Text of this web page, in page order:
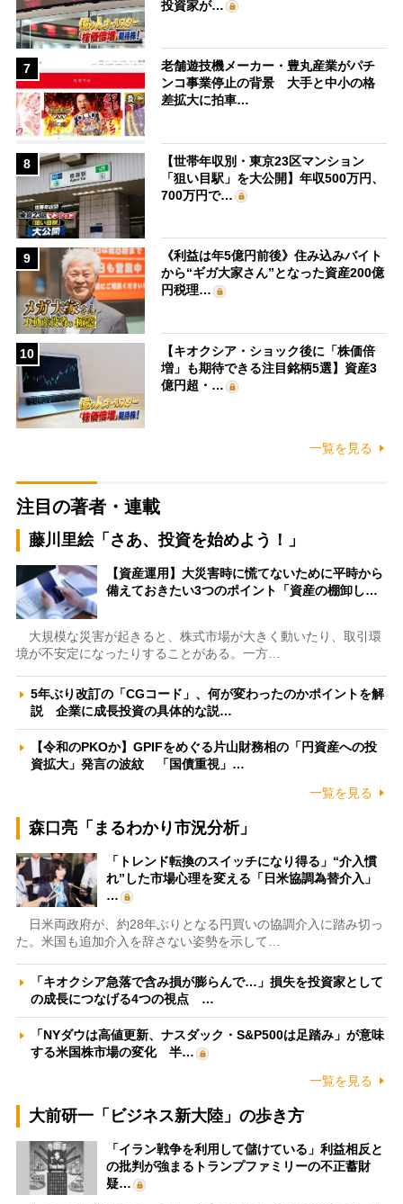
投資家が…
7
老舗遊技機メーカー・豊丸産業がパチ
ンコ事業停止の背景 大手と中小の格
差拡大に拍車…
8
【世帯年収別・東京23区マンション
「狙い目駅」を大公開】年収500万円、
700万円で…
9
《利益は年5億円前後》住み込みバイト
から“ギガ大家さん”となった資産200億
円税理…
10
【キオクシア・ショック後に「株価倍
増」も期待できる注目銘柄5選】資産3
億円超・…
一覧を見る
注目の著者・連載
藤川里絵「さあ、投資を始めよう！」
【資産運用】大災害時に慌てないために平時から
備えておきたい3つのポイント「資産の棚卸し…
大規模な災害が起きると、株式市場が大きく動いたり、取引環
境が不安定になったりすることがある。一方…
5年ぶり改訂の「CGコード」、何が変わったのかポイントを解
説 企業に成長投資の具体的な説…
【令和のPKOか】GPIFをめぐる片山財務相の「円資産への投
資拡大」発言の波紋 「国債重視」…
一覧を見る
森口亮「まるわかり市況分析」
「トレンド転換のスイッチになり得る」“介入慣
れ”した市場心理を変える「日米協調為替介入」
…
日米両政府が、約28年ぶりとなる円買いの協調介入に踏み切っ
た。米国も追加介入を辞さない姿勢を示して…
「キオクシア急落で含み損が膨らんで…」損失を投資家として
の成長につなげる4つの視点 …
「NYダウは高値更新、ナスダック・S&P500は足踏み」が意味
する米国株市場の変化 半…
一覧を見る
大前研一「ビジネス新大陸」の歩き方
「イラン戦争を利用して儲けている」利益相反と
の批判が強まるトランプファミリーの不正蓄財
疑…